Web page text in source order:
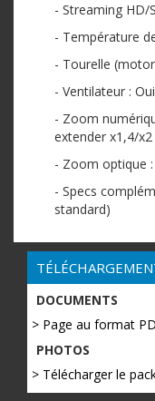
- Streaming HD/
- Température
- Tourelle
- Ventilateur : Oui
- Zoom
extender x1,4/x2
- Zoom optique
- Specs
standard)
DOCUMENTS
> Page au format
PHOTOS
> Télécharger le